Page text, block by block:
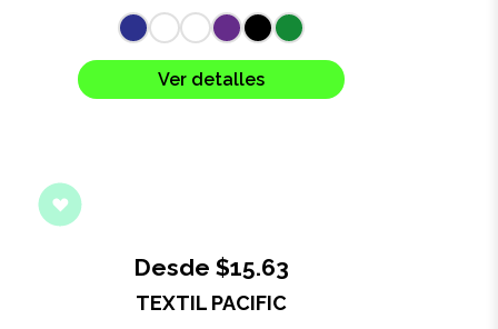
Mascotas
Ver detalles
Desde $15.63
TEXTIL PACIFIC